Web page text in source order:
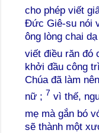
cho phép viết
Đức Giê-su nói
ông lòng chai
viết điều răn đó
khởi đầu công
Chúa đã làm
nữ ; 7 vì thế,
mẹ mà gắn bó
sẽ thành một